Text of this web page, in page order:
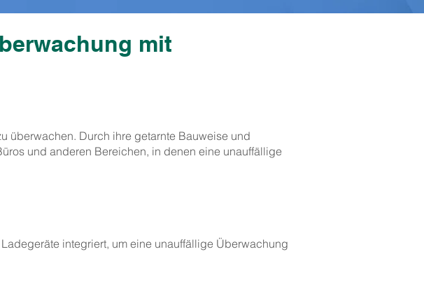
mit
überwachen. Durch ihre getarnte Bauweise und
und anderen Bereichen, in denen eine unauffällige
integriert, um eine unauffällige Überwachung